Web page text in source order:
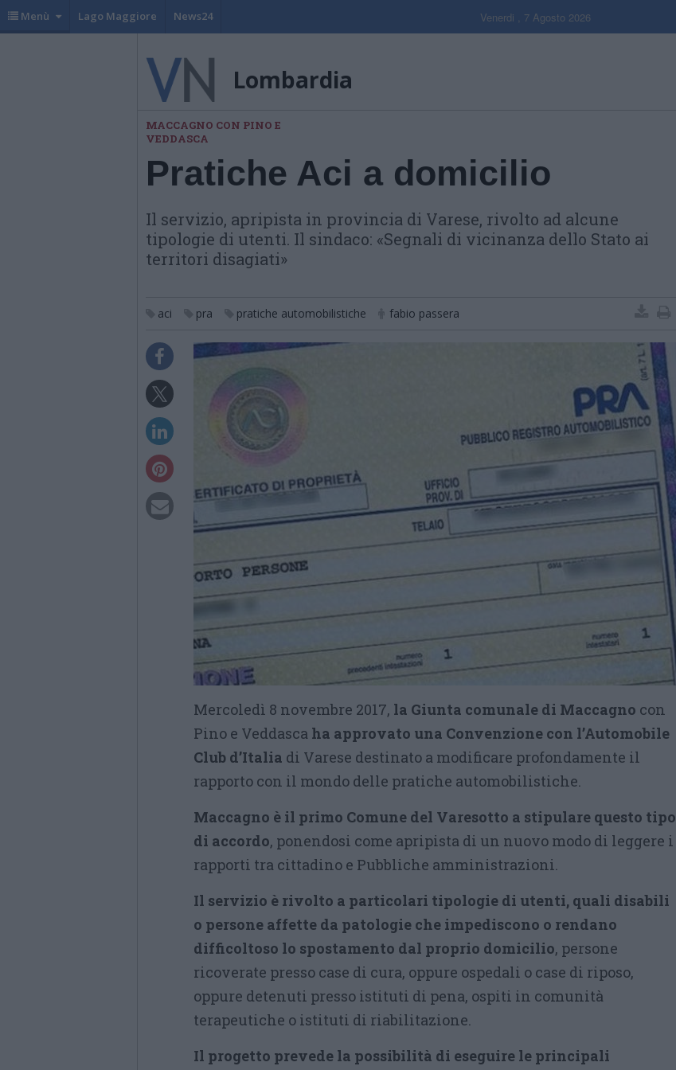
Menù Lago Maggiore News24 Venerdi , 7 Agosto 2026
Lombardia
MACCAGNO CON PINO E
VEDDASCA
Pratiche Aci a domicilio
Il servizio, apripista in provincia di Varese, rivolto ad alcune
tipologie di utenti. Il sindaco: «Segnali di vicinanza dello Stato ai
territori disagiati»
aci pra pratiche automobilistiche fabio passera
Mercoledì 8 novembre 2017, la Giunta comunale di Maccagno con
Pino e Veddasca ha approvato una Convenzione con l’Automobile
Club d’Italia di Varese destinato a modificare profondamente il
rapporto con il mondo delle pratiche automobilistiche.
Maccagno è il primo Comune del Varesotto a stipulare questo tipo
di accordo, ponendosi come apripista di un nuovo modo di leggere i
rapporti tra cittadino e Pubbliche amministrazioni.
Il servizio è rivolto a particolari tipologie di utenti, quali disabili
o persone affette da patologie che impediscono o rendano
difficoltoso lo spostamento dal proprio domicilio, persone
ricoverate presso case di cura, oppure ospedali o case di riposo,
oppure detenuti presso istituti di pena, ospiti in comunità
terapeutiche o istituti di riabilitazione.
Il progetto prevede la possibilità di eseguire le principali